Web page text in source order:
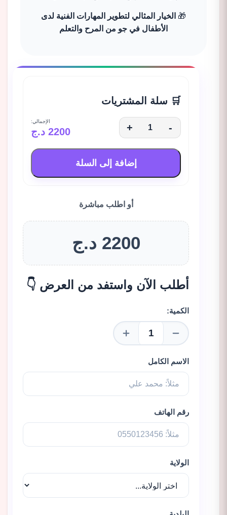
🎁 الخيار المثالي لتطوير المهارات الفنية لدى
الأطفال في جو من المرح والتعلم
🛒 سلة المشتريات
-
+
الإجمالي:
2200 د.ج
إضافة إلى السلة
أو اطلب مباشرة
2200 د.ج
أطلب الآن واستفد من العرض 👇
الكمية:
الاسم الكامل
رقم الهاتف
الولاية